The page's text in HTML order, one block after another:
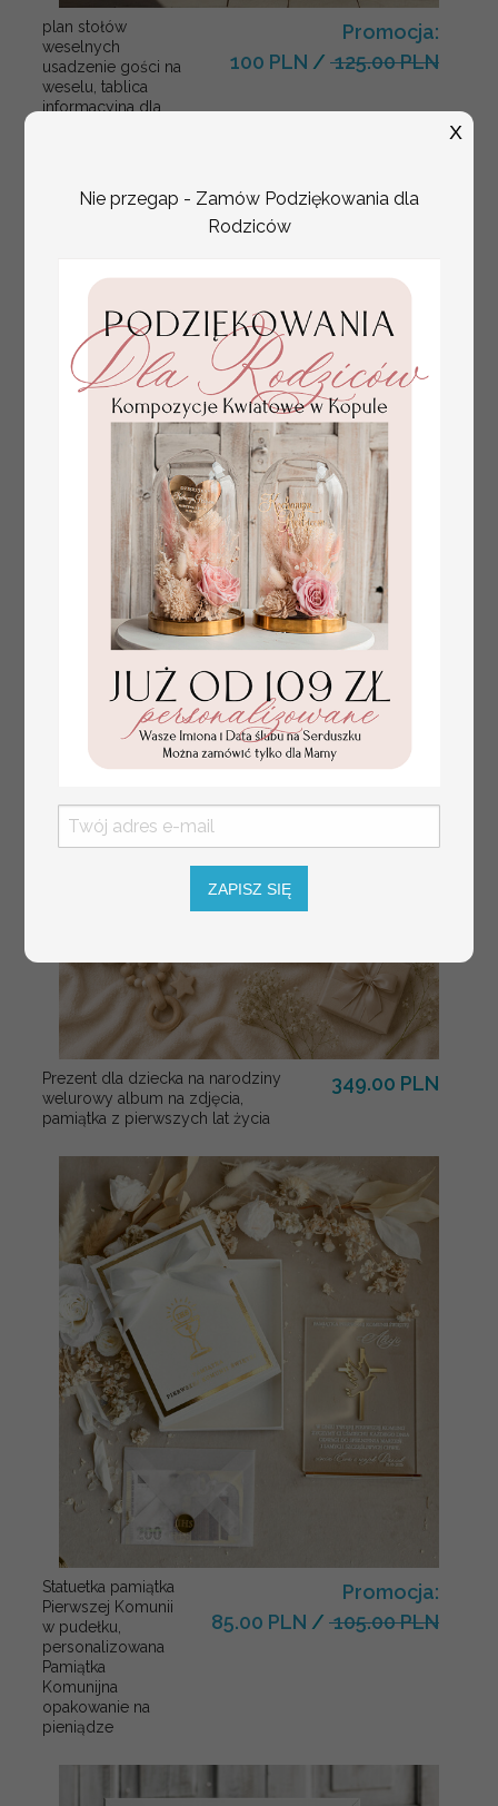
plan stołów
weselnych
usadzenie gości na
weselu, tablica
informacyjna dla
usadzenia gości
Promocja:
100 PLN / 125.00 PLN
złote winietki na komunię, winietka
dekoracja stołu na komunii, komunijne
winietki z naturalnym kłosem
4.50 PLN
Prezent dla dziecka na narodziny
welurowy album na zdjęcia,
pamiątka z pierwszych lat życia
349.00 PLN
Statuetka pamiątka
Pierwszej Komunii
w pudełku,
personalizowana
Pamiątka
Komunijna
opakowanie na
pieniądze
Promocja:
85.00 PLN / 105.00 PLN
Nie przegap - Zamów Podziękowania dla
Rodziców
ZAPISZ SIĘ
X